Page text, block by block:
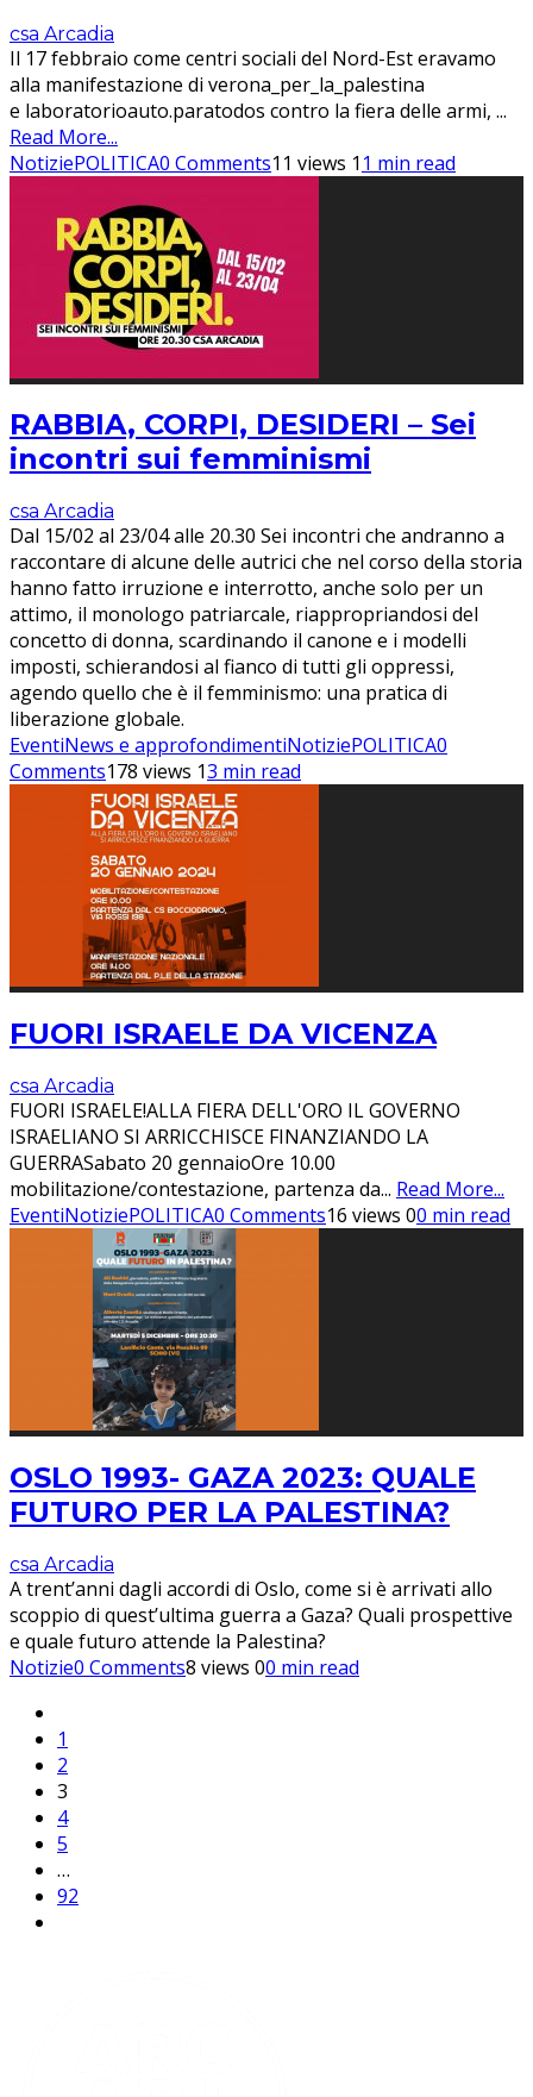
csa Arcadia
Il 17 febbraio come centri sociali del Nord-Est eravamo
alla manifestazione di verona_per_la_palestina
e laboratorioauto.paratodos contro la fiera delle armi, ...
Read More...
NotiziePOLITICA0 Comments11 views 1 1 min read
RABBIA, CORPI, DESIDERI – Sei
incontri sui femminismi
csa Arcadia
Dal 15/02 al 23/04 alle 20.30 Sei incontri che andranno a
raccontare di alcune delle autrici che nel corso della storia
hanno fatto irruzione e interrotto, anche solo per un
attimo, il monologo patriarcale, riappropriandosi del
concetto di donna, scardinando il canone e i modelli
imposti, schierandosi al fianco di tutti gli oppressi,
agendo quello che è il femminismo: una pratica di
liberazione globale.
EventiNews e approfondimentiNotiziePOLITICA0
Comments178 views 13 min read
FUORI ISRAELE DA VICENZA
csa Arcadia
FUORI ISRAELE!ALLA FIERA DELL'ORO IL GOVERNO
ISRAELIANO SI ARRICCHISCE FINANZIANDO LA
GUERRASabato 20 gennaioOre 10.00
mobilitazione/contestazione, partenza da... Read More...
EventiNotiziePOLITICA0 Comments16 views 00 min read
OSLO 1993- GAZA 2023: QUALE
FUTURO PER LA PALESTINA?
csa Arcadia
A trent’anni dagli accordi di Oslo, come si è arrivati allo
scoppio di quest’ultima guerra a Gaza? Quali prospettive
e quale futuro attende la Palestina?
Notizie0 Comments8 views 00 min read
1
2
3
4
5
…
92